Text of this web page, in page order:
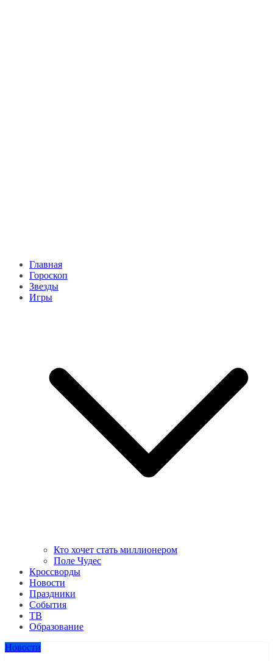
Главная
Гороскоп
Звезды
Игры
Кто хочет стать миллионером
Поле Чудес
Кроссворды
Новости
Праздники
События
ТВ
Образование
Новости